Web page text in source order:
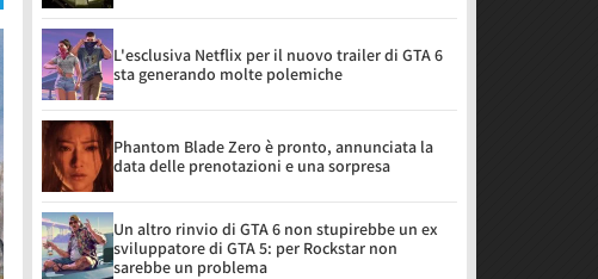
L'esclusiva Netflix per il nuovo trailer di GTA 6
sta generando molte polemiche
Phantom Blade Zero è pronto, annunciata la
data delle prenotazioni e una sorpresa
Un altro rinvio di GTA 6 non stupirebbe un ex
sviluppatore di GTA 5: per Rockstar non
sarebbe un problema